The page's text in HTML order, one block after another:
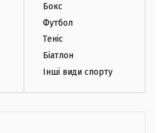
Бокс
Футбол
Теніс
Біатлон
Інші види спорту